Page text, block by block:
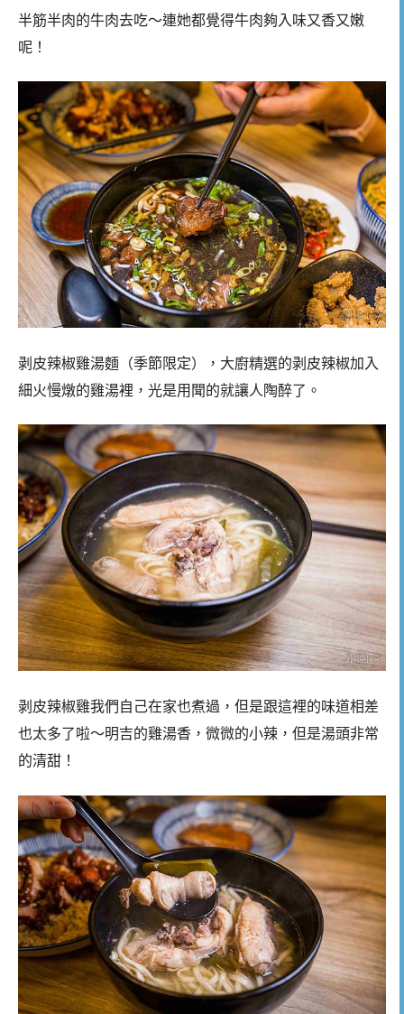
半筋半肉的牛肉去吃～連她都覺得牛肉夠入味又香又嫩
呢！
剥皮辣椒雞湯麵（季節限定），大廚精選的剥皮辣椒加入
細火慢燉的雞湯裡，光是用聞的就讓人陶醉了。
剥皮辣椒雞我們自己在家也煮過，但是跟這裡的味道相差
也太多了啦～明吉的雞湯香，微微的小辣，但是湯頭非常
的清甜！